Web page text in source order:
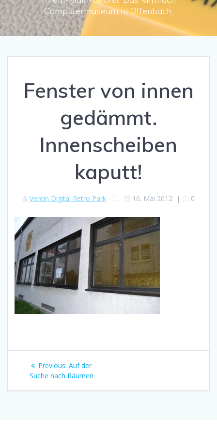
Computermuseum in Offenbach.
Fenster von innen
gedämmt.
Innenscheiben
kaputt!
Verein Digital Retro Park 16. Mai 2012 | 0
Beitragsnavigation
Previous: Previous
post:
Auf der
Suche nach Räumen